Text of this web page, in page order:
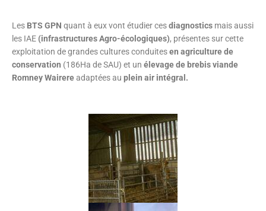
Les BTS GPN quant à eux vont étudier cesdiagnostics mais aussi
les IAE (infrastructures Agro-écologiques), présentes sur cette
exploitation de grandes cultures conduitesen agriculture de
conservation (186Ha de SAU) et un élevage de brebis viande
Romney Wairereadaptées au plein air intégral.